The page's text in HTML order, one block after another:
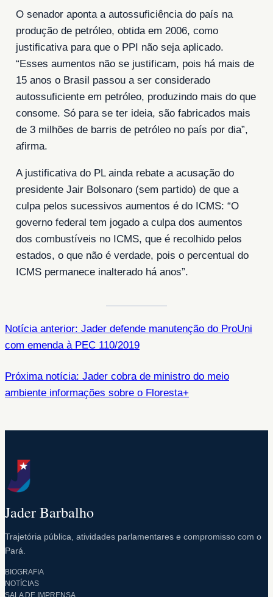
O senador aponta a autossuficiência do país na
produção de petróleo, obtida em 2006, como
justificativa para que o PPI não seja aplicado.
“Esses aumentos não se justificam, pois há mais de
15 anos o Brasil passou a ser considerado
autossuficiente em petróleo, produzindo mais do que
consome. Só para se ter ideia, são fabricados mais
de 3 milhões de barris de petróleo no país por dia”,
afirma.
A justificativa do PL ainda rebate a acusação do
presidente Jair Bolsonaro (sem partido) de que a
culpa pelos sucessivos aumentos é do ICMS: “O
governo federal tem jogado a culpa dos aumentos
dos combustíveis no ICMS, que é recolhido pelos
estados, o que não é verdade, pois o percentual do
ICMS permanece inalterado há anos”.
Notícia anterior: Jader defende manutenção do ProUni
com emenda à PEC 110/2019
Próxima notícia: Jader cobra de ministro do meio
ambiente informações sobre o Floresta+
Jader Barbalho
Trajetória pública, atividades parlamentares e compromisso com o
Pará.
BIOGRAFIA
NOTÍCIAS
SALA DE IMPRENSA